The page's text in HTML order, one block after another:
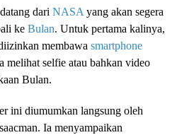
dari NASA yang akan segera
ke Bulan. Untuk pertama kalinya,
membawa smartphone
melihat selfie atau bahkan video
Bulan.
ini diumumkan langsung oleh
Ia menyampaikan